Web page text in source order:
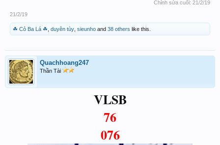
Chỉnh sửa cuối: 21/2/19
21/2/19
☘ Cỏ Ba Lá ☘ duyên tùy sieunho and 38 others like this.
Quachhoang247
Thần Tài
VLSB
76
076